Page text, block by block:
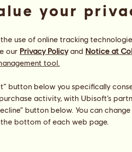
Delling
~*Götterkuss*~
Energie
Moral
your
use of online tracking
our Privacy Policyand Notice at
tool.
button below you specifically
activity, with Ubisoft’s
button below. You can
the bottom of each web page.